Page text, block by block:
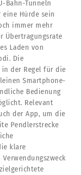
Bahn-Tunneln
Hürde sein
immer mehr
Übertragungsrate
Laden von
Die
der Regel für die
Smartphone-
Bedienung
Relevant
der App, um die
Pendlerstrecke
klare